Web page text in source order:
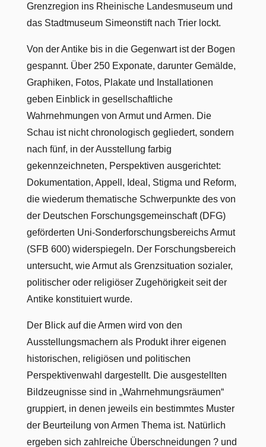
Grenzregion ins Rheinische Landesmuseum und
das Stadtmuseum Simeonstift nach Trier lockt.
Von der Antike bis in die Gegenwart ist der Bogen
gespannt. Über 250 Exponate, darunter Gemälde,
Graphiken, Fotos, Plakate und Installationen
geben Einblick in gesellschaftliche
Wahrnehmungen von Armut und Armen. Die
Schau ist nicht chronologisch gegliedert, sondern
nach fünf, in der Ausstellung farbig
gekennzeichneten, Perspektiven ausgerichtet:
Dokumentation, Appell, Ideal, Stigma und Reform,
die wiederum thematische Schwerpunkte des von
der Deutschen Forschungsgemeinschaft (DFG)
geförderten Uni-Sonderforschungsbereichs Armut
(SFB 600) widerspiegeln. Der Forschungsbereich
untersucht, wie Armut als Grenzsituation sozialer,
politischer oder religiöser Zugehörigkeit seit der
Antike konstituiert wurde.
Der Blick auf die Armen wird von den
Ausstellungsmachern als Produkt ihrer eigenen
historischen, religiösen und politischen
Perspektivenwahl dargestellt. Die ausgestellten
Bildzeugnisse sind in „Wahrnehmungsräumen“
gruppiert, in denen jeweils ein bestimmtes Muster
der Beurteilung von Armen Thema ist. Natürlich
ergeben sich zahlreiche Überschneidungen ? und